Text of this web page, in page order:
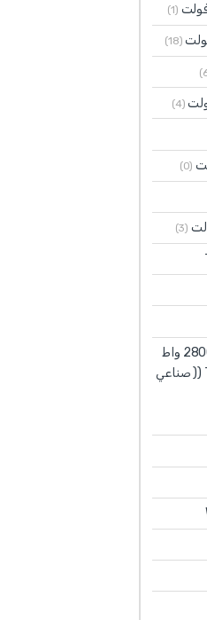
(1)
(18)
(4)
(0)
(3)
مجموعة قطع مغسل سيارات 2800 واط
180 بار مع خرطوم 5 متر TOTAL (( صناعي